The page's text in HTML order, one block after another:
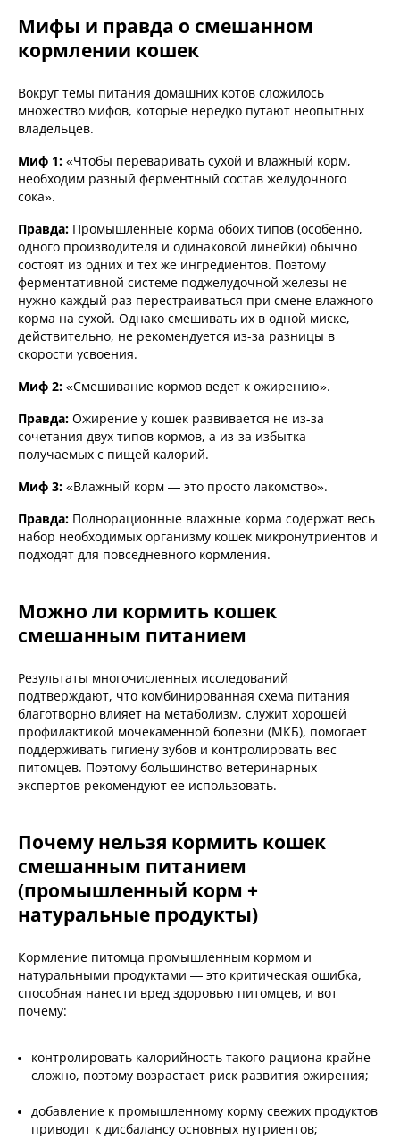
Мифы и правда о смешанном
кормлении кошек
Вокруг темы питания домашних котов сложилось
множество мифов, которые нередко путают неопытных
владельцев.
Миф 1: «Чтобы переваривать сухой и влажный корм,
необходим разный ферментный состав желудочного
сока».
Правда: Промышленные корма обоих типов (особенно,
одного производителя и одинаковой линейки) обычно
состоят из одних и тех же ингредиентов. Поэтому
ферментативной системе поджелудочной железы не
нужно каждый раз перестраиваться при смене влажного
корма на сухой. Однако смешивать их в одной миске,
действительно, не рекомендуется из-за разницы в
скорости усвоения.
Миф 2: «Смешивание кормов ведет к ожирению».
Правда: Ожирение у кошек развивается не из-за
сочетания двух типов кормов, а из-за избытка
получаемых с пищей калорий.
Миф 3: «Влажный корм — это просто лакомство».
Правда: Полнорационные влажные корма содержат весь
набор необходимых организму кошек микронутриентов и
подходят для повседневного кормления.
Можно ли кормить кошек
смешанным питанием
Результаты многочисленных исследований
подтверждают, что комбинированная схема питания
благотворно влияет на метаболизм, служит хорошей
профилактикой мочекаменной болезни (МКБ), помогает
поддерживать гигиену зубов и контролировать вес
питомцев. Поэтому большинство ветеринарных
экспертов рекомендуют ее использовать.
Почему нельзя кормить кошек
смешанным питанием
(промышленный корм +
натуральные продукты)
Кормление питомца промышленным кормом и
натуральными продуктами — это критическая ошибка,
способная нанести вред здоровью питомцев, и вот
почему:
контролировать калорийность такого рациона крайне
сложно, поэтому возрастает риск развития ожирения;
добавление к промышленному корму свежих продуктов
приводит к дисбалансу основных нутриентов;